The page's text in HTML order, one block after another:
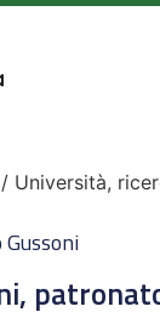
/ Università,